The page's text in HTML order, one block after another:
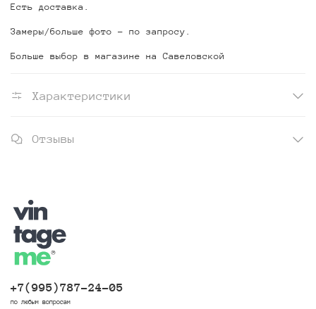
Есть доставка.
Замеры/больше фото - по запросу.
Больше выбор в магазине на Савеловской
Характеристики
Отзывы
+7(995)787-24-05
по любым вопросам